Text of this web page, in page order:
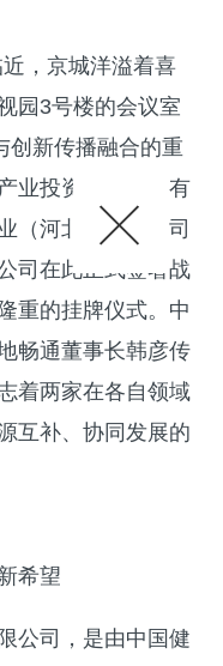
，京城洋溢着喜
园3号楼的会议室
创新传播融合的重
业投资基金管理有
（河北）有限公司
司在此正式签署战
重的挂牌仪式。中
畅通董事长韩彦传
着两家在各自领域
互补、协同发展的
希望
公司，是由中国健